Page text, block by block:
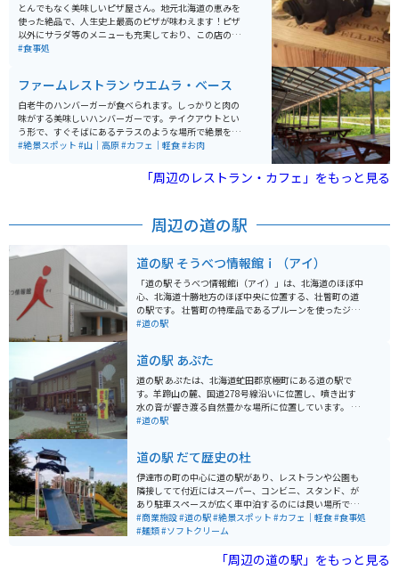
とんでもなく美味しいピザ屋さん。地元北海道の恵みを
使った絶品で、人生史上最高のピザが味わえます！ピザ
以外にサラダ等のメニューも充実しており、この店のた
めだけに豊浦に来ても全く損はないです。小さい店舗な
#食事処
ファームレストラン ウエムラ・ベース
白老牛のハンバーガーが食べられます。しっかりと肉の
味がする美味しいハンバーガーです。テイクアウトとい
う形で、すぐそばにあるテラスのような場所で絶景を見
ながら食べることができます。混んでいる時は待ち時間
イプのハンモックがあり、大人も子どもものんびり時間
#絶景スポット #山｜高原#カフェ｜軽食#お肉
「周辺のレストラン・カフェ」をもっと見る
周辺の道の駅
道の駅 そうべつ情報館ｉ（アイ）
「道の駅 そうべつ情報館i（アイ）」は、北海道のほぼ中
心、北海道十勝地方のほぼ中央に位置する、壮瞥町の道
の駅です。 壮瞥町の特産品であるプルーンを使ったジュ
ースやワイン、ジャムなどを販売しており、お土産に最
地元食材を使った料理を楽しむことができます。おすす
めは、壮瞥産のそば粉を使った手打ちそばです。 道の駅
の目の前には、羊蹄山を一望できる展望台があります。
晴れた日には、雄大な羊蹄山を背景に記念撮影をするこ
とができます。 バイクで訪れる場合、駐車場も広く、休
てもおすすめです。 周辺には、キャンプ場や温泉施設も
あるので、宿泊してゆっくりと観光を楽しむこともでき
ます。
#道の駅
道の駅 あぷた
道の駅 あぷたは、北海道虻田郡京極町にある道の駅で
す。羊蹄山の麓、国道278号線沿いに位置し、噴き出す
水の音が響き渡る自然豊かな場所に位置しています。 道
の駅 あぷたは、2005年8月8日にオープンしました。
場所や、湧水を使ったコーヒーやそばを提供する飲食店
があります。また、地元の農産物や特産品を販売する直
売所も併設されています。 バイクで訪れる方は、羊蹄山
を眺めながらのんびりとツーリングを楽しむことができ
ます。周辺には、キャンプ場や温泉など、観光スポット
も充実しているので、ぜひ足を運んでみてください。
#道の駅
道の駅 だて歴史の杜
伊達市の町の中心に道の駅があり、レストランや公園も
隣接してて付近にはスーパー、コンビニ、スタンド、が
あり駐車スペースが広く車中泊するのには良い場所で隣
には交番があるので安心感のある道の駅です。朝は公園
の散歩も楽しめる
#商業施設#道の駅#絶景スポット #カフェ｜軽食#食事処
#麺類#ソフトクリーム
「周辺の道の駅」をもっと見る